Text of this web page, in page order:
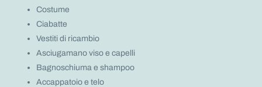
Costume
Ciabatte
Vestiti di ricambio
Asciugamano viso e capelli
Bagnoschiuma e shampoo
Accappatoio e telo